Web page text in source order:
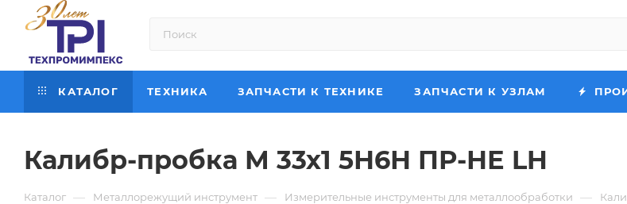
КАТАЛОГ ТЕХНИКА ЗАПЧАСТИ К ТЕХНИКЕ ЗАПЧАСТИ К УЗЛАМ
Калибр-пробка М 33х1 5Н6Н ПР-НЕ LH
Каталог — Металлорежущий инструмент — Измерительные инструменты для металлообработки —